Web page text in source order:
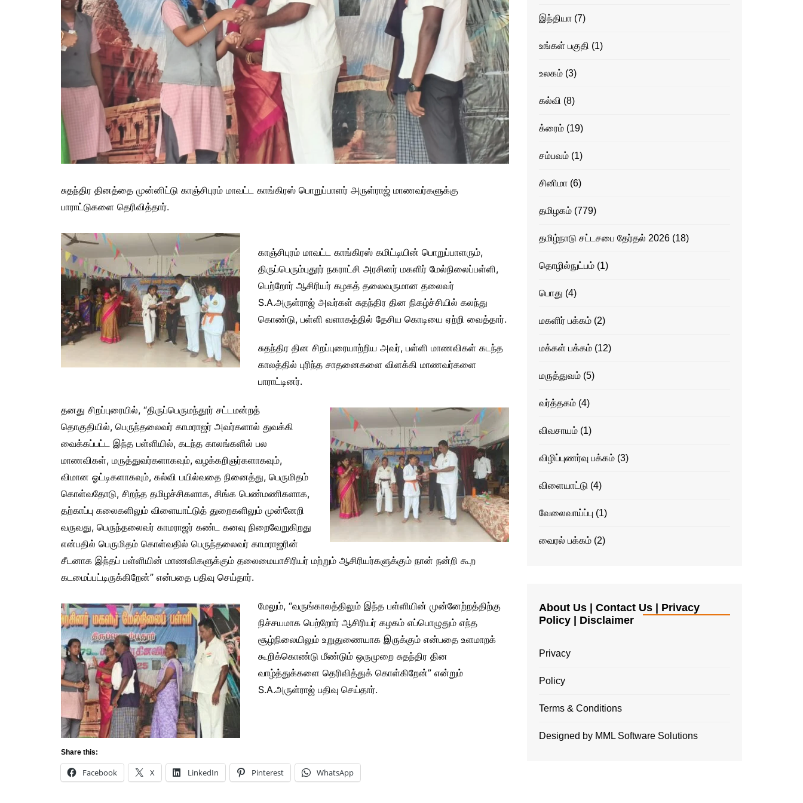
சுதந்திர தினத்தை முன்னிட்டு காஞ்சிபுரம் மாவட்ட காங்கிரஸ் பொறுப்பாளர் அருள்ராஜ் மாணவர்களுக்கு
பாராட்டுகளை தெரிவித்தார்.
காஞ்சிபுரம் மாவட்ட காங்கிரஸ் கமிட்டியின் பொறுப்பாளரும்,
திருப்பெரும்புதூர் நகராட்சி அரசினர் மகளிர் மேல்நிலைப்பள்ளி,
பெற்றோர் ஆசிரியர் கழகத் தலைவருமான தலைவர்
S.A.அருள்ராஜ் அவர்கள் சுதந்திர தின நிகழ்ச்சியில் கலந்து
கொண்டு, பள்ளி வளாகத்தில் தேசிய கொடியை ஏற்றி வைத்தார்.
சுதந்திர தின சிறப்புரையாற்றிய அவர், பள்ளி மாணவிகள் கடந்த
காலத்தில் புரிந்த சாதனைகளை விளக்கி மாணவர்களை
பாராட்டினர்.
தனது சிறப்புரையில், “திருப்பெருமந்தூர் சட்டமன்றத்
தொகுதியில், பெருந்தலைவர் காமராஜர் அவர்களால் துவக்கி
வைக்கப்பட்ட இந்த பள்ளியில், கடந்த காலங்களில் பல
மாணவிகள், மருத்துவர்களாகவும், வழக்கறிஞர்களாகவும்,
விமான ஓட்டிகளாகவும், கல்வி பயில்வதை நினைத்து, பெருமிதம்
கொள்வதோடு, சிறந்த தமிழச்சிகளாக, சிங்க பெண்மணிகளாக,
தற்காப்பு கலைகளிலும் விளையாட்டுத் துறைகளிலும் முன்னேறி
வருவது, பெருந்தலைவர் காமராஜர் கண்ட கனவு நிறைவேறுகிறது
என்பதில் பெருமிதம் கொள்வதில் பெருந்தலைவர் காமராஜரின்
சீடனாக இந்தப் பள்ளியின் மாணவிகளுக்கும் தலைமையாசிரியர் மற்றும் ஆசிரியர்களுக்கும் நான் நன்றி கூற
கடமைப்பட்டிருக்கிறேன்” என்பதை பதிவு செய்தார்.
மேலும், “வருங்காலத்திலும் இந்த பள்ளியின் முன்னேற்றத்திற்கு
நிச்சயமாக பெற்றோர் ஆசிரியர் கழகம் எப்பொழுதும் எந்த
சூழ்நிலையிலும் உறுதுணையாக இருக்கும் என்பதை உளமாறக்
கூறிக்கொண்டு மீண்டும் ஒருமுறை சுதந்திர தின
வாழ்த்துக்களை தெரிவித்துக் கொள்கிறேன்” என்றும்
S.A.அருள்ராஜ் பதிவு செய்தார்.
Share this:
Facebook X LinkedIn Pinterest WhatsApp
இந்தியா (7)
உங்கள் பகுதி (1)
உலகம் (3)
கல்வி (8)
க்ரைம் (19)
சம்பவம் (1)
சினிமா (6)
தமிழகம் (779)
தமிழ்நாடு சட்டசபை தேர்தல் 2026 (18)
தொழில்நுட்பம் (1)
பொது (4)
மகளிர் பக்கம் (2)
மக்கள் பக்கம் (12)
மருத்துவம் (5)
வர்த்தகம் (4)
விவசாயம் (1)
விழிப்புணர்வு பக்கம் (3)
விளையாட்டு (4)
வேலைவாய்ப்பு (1)
வைரல் பக்கம் (2)
About Us | Contact Us | Privacy
Policy | Disclaimer
Privacy
Policy
Terms & Conditions
Designed by MML Software Solutions